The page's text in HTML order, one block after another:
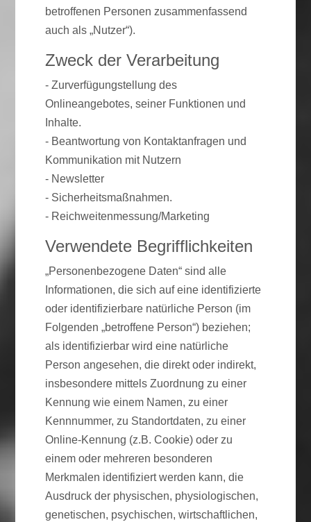
betroffenen Personen zusammenfassend
auch als „Nutzer“).
Zweck der Verarbeitung
- Zurverfügungstellung des
Onlineangebotes, seiner Funktionen und
Inhalte.
- Beantwortung von Kontaktanfragen und
Kommunikation mit Nutzern
- Newsletter
- Sicherheitsmaßnahmen.
- Reichweitenmessung/Marketing
Verwendete Begrifflichkeiten
„Personenbezogene Daten“ sind alle
Informationen, die sich auf eine identifizierte
oder identifizierbare natürliche Person (im
Folgenden „betroffene Person“) beziehen;
als identifizierbar wird eine natürliche
Person angesehen, die direkt oder indirekt,
insbesondere mittels Zuordnung zu einer
Kennung wie einem Namen, zu einer
Kennnummer, zu Standortdaten, zu einer
Online-Kennung (z.B. Cookie) oder zu
einem oder mehreren besonderen
Merkmalen identifiziert werden kann, die
Ausdruck der physischen, physiologischen,
genetischen, psychischen, wirtschaftlichen,